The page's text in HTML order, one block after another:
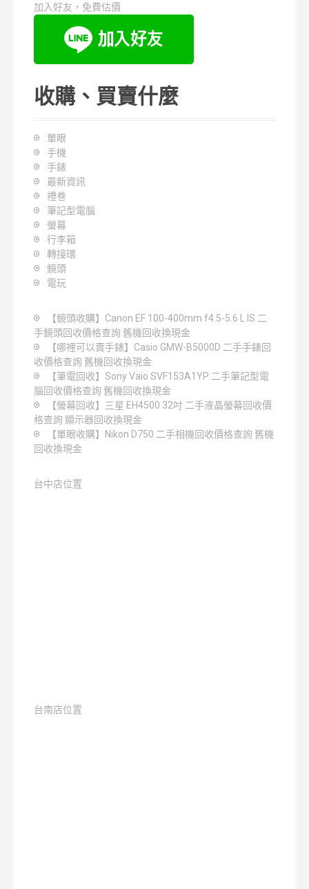
加入好友，免費估價
收購、買賣什麼
單眼
手機
手錶
最新資訊
禮卷
筆記型電腦
螢幕
行李箱
轉接環
鏡頭
電玩
【鏡頭收購】Canon EF 100-400mm f4.5-5.6 L IS 二
手鏡頭回收價格查詢 舊機回收換現金
【哪裡可以賣手錶】Casio GMW-B5000D 二手手錶回
收價格查詢 舊機回收換現金
【筆電回收】Sony Vaio SVF153A1YP 二手筆記型電
腦回收價格查詢 舊機回收換現金
【螢幕回收】三星 EH4500 32吋 二手液晶螢幕回收價
格查詢 顯示器回收換現金
【單眼收購】Nikon D750 二手相機回收價格查詢 舊機
回收換現金
台中店位置
台南店位置